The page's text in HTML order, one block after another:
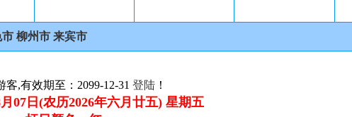
市 柳州市 来宾市
客,有效期至：2099-12-31登陆 ！
07日(农历2026年六月廿五) 星期五